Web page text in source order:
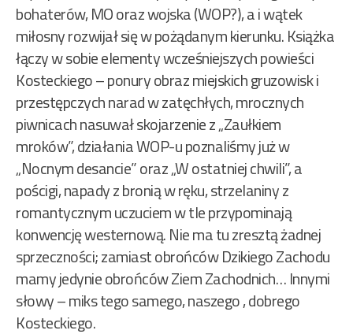
bohaterów, MO oraz wojska (WOP?), a i wątek
miłosny rozwijał się w pożądanym kierunku. Książka
łączy w sobie elementy wcześniejszych powieści
Kosteckiego – ponury obraz miejskich gruzowisk i
przestępczych narad w zatęchłych, mrocznych
piwnicach nasuwał skojarzenie z „Zaułkiem
mroków”, działania WOP-u poznaliśmy już w
„Nocnym desancie” oraz „W ostatniej chwili”, a
pościgi, napady z bronią w ręku, strzelaniny z
romantycznym uczuciem w tle przypominają
konwencję westernową. Nie ma tu zresztą żadnej
sprzeczności; zamiast obrońców Dzikiego Zachodu
mamy jedynie obrońców Ziem Zachodnich… Innymi
słowy – miks tego samego, naszego , dobrego
Kosteckiego.